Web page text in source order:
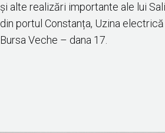
și alte realizări importante ale lui
din portul Constanța, Uzina
Bursa Veche – dana 17.